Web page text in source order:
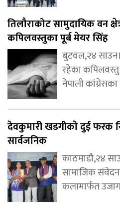
तिलौराकोट सामुदायिक वन
कपिलवस्तुका पूर्ब मेयर सिंह
बुटवल,२४
रहेका कपिलवस्तु
नेपाली
देवकुमारी खडगीकाे दुई फरक
सार्वजनिक
काठमाडौ,२४
सामाजिक
कलामार्फत